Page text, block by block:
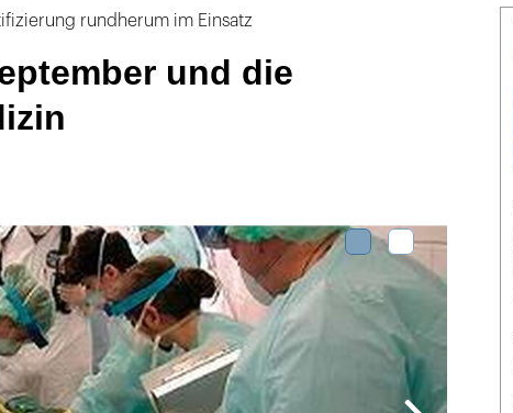
rundherum im Einsatz
und die